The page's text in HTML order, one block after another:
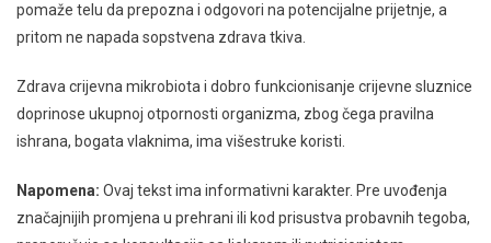
pomaže telu da prepozna i odgovori na potencijalne prijetnje, a
pritom ne napada sopstvena zdrava tkiva.
Zdrava crijevna mikrobiota i dobro funkcionisanje crijevne sluznice
doprinose ukupnoj otpornosti organizma, zbog čega pravilna
ishrana, bogata vlaknima, ima višestruke koristi.
Napomena: Ovaj tekst ima informativni karakter. Pre uvođenja
značajnijih promjena u prehrani ili kod prisustva probavnih tegoba,